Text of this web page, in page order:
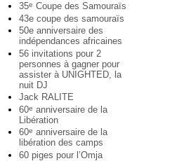
35e Coupe des Samouraïs
43e coupe des samouraïs
50e anniversaire des
indépendances africaines
56 invitations pour 2
personnes à gagner pour
assister à UNIGHTED, la
nuit DJ
Jack RALITE
60e anniversaire de la
Libération
60e anniversaire de la
libération des camps
60 piges pour l’Omja